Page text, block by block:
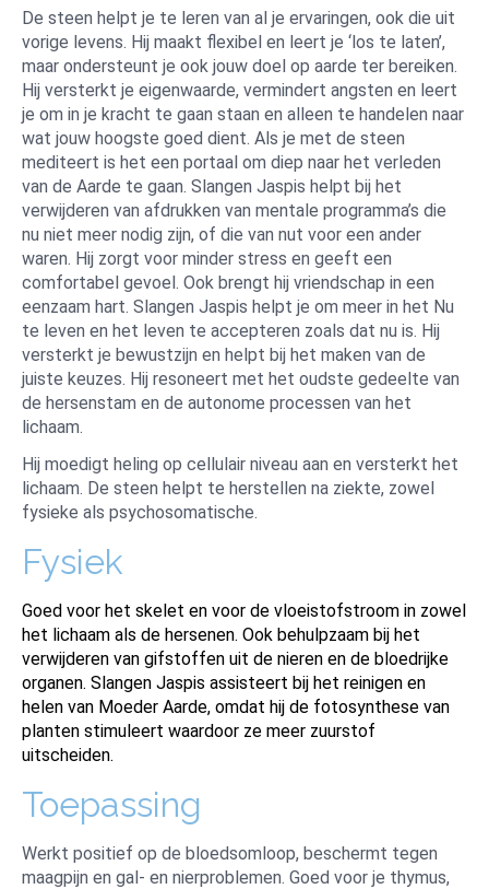
De steen helpt je te leren van al je ervaringen, ook die uit
vorige levens. Hij maakt flexibel en leert je ‘los te laten’,
maar ondersteunt je ook jouw doel op aarde ter bereiken.
Hij versterkt je eigenwaarde, vermindert angsten en leert
je om in je kracht te gaan staan en alleen te handelen naar
wat jouw hoogste goed dient. Als je met de steen
mediteert is het een portaal om diep naar het verleden
van de Aarde te gaan. Slangen Jaspis helpt bij het
verwijderen van afdrukken van mentale programma’s die
nu niet meer nodig zijn, of die van nut voor een ander
waren. Hij zorgt voor minder stress en geeft een
comfortabel gevoel. Ook brengt hij vriendschap in een
eenzaam hart. Slangen Jaspis helpt je om meer in het Nu
te leven en het leven te accepteren zoals dat nu is. Hij
versterkt je bewustzijn en helpt bij het maken van de
juiste keuzes. Hij resoneert met het oudste gedeelte van
de hersenstam en de autonome processen van het
lichaam.
Hij moedigt heling op cellulair niveau aan en versterkt het
lichaam. De steen helpt te herstellen na ziekte, zowel
fysieke als psychosomatische.
Fysiek
Goed voor het skelet en voor de vloeistofstroom in zowel
het lichaam als de hersenen. Ook behulpzaam bij het
verwijderen van gifstoffen uit de nieren en de bloedrijke
organen. Slangen Jaspis assisteert bij het reinigen en
helen van Moeder Aarde, omdat hij de fotosynthese van
planten stimuleert waardoor ze meer zuurstof
uitscheiden.
Toepassing
Werkt positief op de bloedsomloop, beschermt tegen
maagpijn en gal- en nierproblemen. Goed voor je thymus,